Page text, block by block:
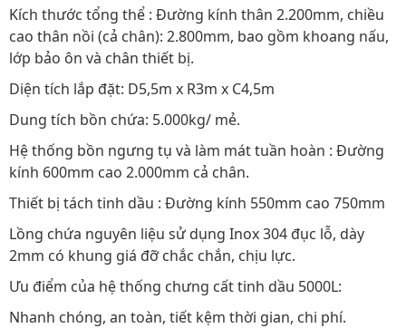
Kích thước tổng thể : Đường kính thân 2.200mm, chiều
cao thân nồi (cả chân): 2.800mm, bao gồm khoang nấu,
lớp bảo ôn và chân thiết bị.
Diện tích lắp đặt: D5,5m x R3m x C4,5m
Dung tích bồn chứa: 5.000kg/ mẻ.
Hệ thống bồn ngưng tụ và làm mát tuần hoàn : Đường
kính 600mm cao 2.000mm cả chân.
Thiết bị tách tinh dầu : Đường kính 550mm cao 750mm
Lồng chứa nguyên liệu sử dụng Inox 304 đục lỗ, dày
2mm có khung giá đỡ chắc chắn, chịu lực.
Ưu điểm của hệ thống chưng cất tinh dầu 5000L:
Nhanh chóng, an toàn, tiết kệm thời gian, chi phí.